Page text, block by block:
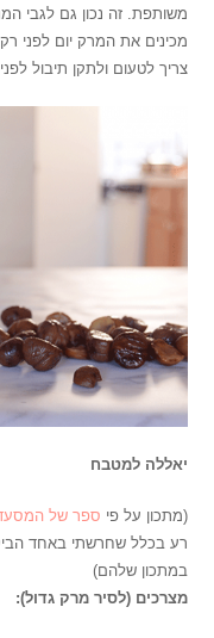
משותפת. זה נכון גם לגבי
מכינים את המרק יום לפני
צריך לטעום ולתקן תיבול
יאללה למטבח
(מתכון על פי ספר של המסעדה
רע בכלל שחרשתי באחד
במתכון שלהם)
מצרכים (לסיר מרק גדול):